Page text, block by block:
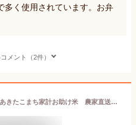
多く使用されています。お弁
メント（2件）
【お助け米5kg】令和7年産 あきたこまち家計お助け米 農家直送便 5kg米びつ当番【天鷹唐辛子】プレゼント付き ※沖縄別途送料追加